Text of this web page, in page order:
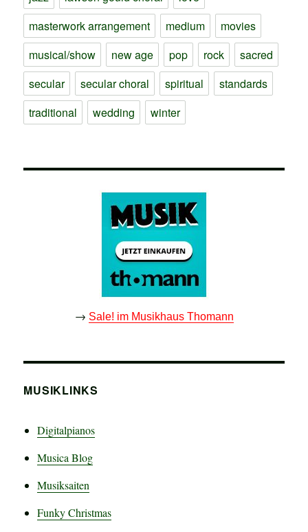
masterwork arrangement
medium
movies
musical/show
new age pop rock
sacred
secular
secular choral spiritual
standards
traditional
wedding winter
→ Sale! im Musikhaus Thomann
MUSIKLINKS
Digitalpianos
Musica Blog
Musiksaiten
Funky Christmas